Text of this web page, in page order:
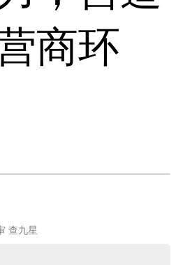
商环
查九星